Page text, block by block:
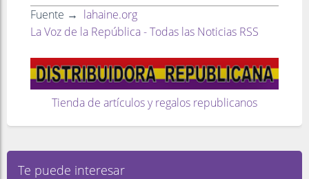
Fuente → lahaine.org
La Voz de la República - Todas las Noticias RSS
Tienda de artículos y regalos republicanos
Te puede interesar